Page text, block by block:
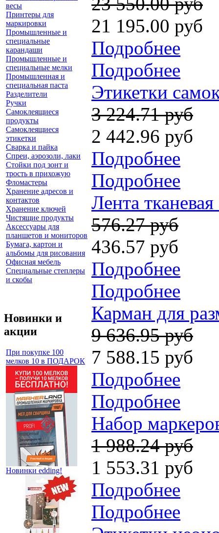
весы
Принтеры для
маркировки
Промышленные и
специальные
карандаши
Промышленные и
специальные мелки
Промышленная и
специальная паста
Разделители
Ручки
Самоклеящиеся
продукты
Самоклеящиеся
этикетки
Сварка и пайка
Спреи, аэрозоли, лаки
Стойки под зонт и
трость в прихожую
Фломастеры
Хранение адресов и
контактов
Хранение ключей
Чистящие продукты
Аксессуары для
планшетов и мониторов
Бумага, картон и
альбомы для рисования
Офисная мебель
Специальные степлеры
и скобы
Новинки и
акции
При покупке 100
мелков 10 в ПОДАРОК
Новинки edding!
21 195.00 руб
Подробнее
Подробнее
Этикетки
3 224.71 руб
2 442.96 руб
Подробнее
Подробнее
Лента
576.27 руб
436.57 руб
Подробнее
Подробнее
Карман для
9 636.95 руб
7 588.15 руб
Подробнее
Подробнее
Набор
1 988.24 руб
1 553.31 руб
Подробнее
Подробнее